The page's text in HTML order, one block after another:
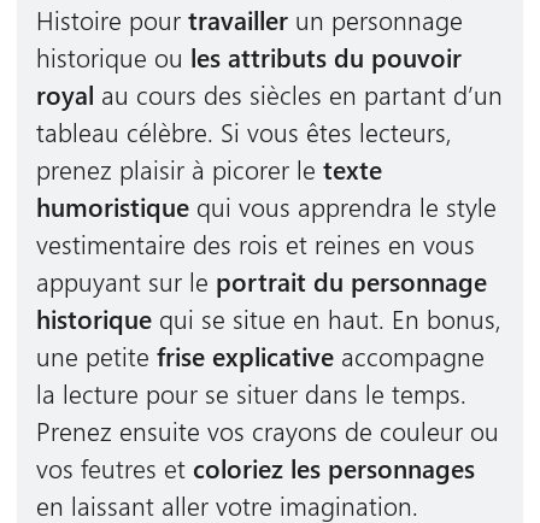
Histoire pour travailler un personnage
historique ou les attributs du pouvoir
royal au cours des siècles en partant d’un
tableau célèbre. Si vous êtes lecteurs,
prenez plaisir à picorer le texte
humoristique qui vous apprendra le style
vestimentaire des rois et reines en vous
appuyant sur le portrait du personnage
historique qui se situe en haut. En bonus,
une petite frise explicative accompagne
la lecture pour se situer dans le temps.
Prenez ensuite vos crayons de couleur ou
vos feutres et coloriez les personnages
en laissant aller votre imagination.